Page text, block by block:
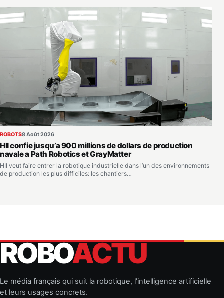
ROBOTS8 Août 2026
HII confie jusqu’a 900 millions de dollars de production
navale a Path Robotics et GrayMatter
HII veut faire entrer la robotique industrielle dans l’un des environnements
de production les plus difficiles: les chantiers…
ROBOACTU
Le média français qui suit la robotique, l’intelligence artificielle
et leurs usages concrets.